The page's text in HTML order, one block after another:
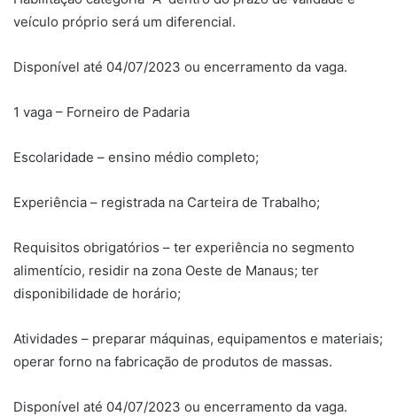
veículo próprio será um diferencial.
Disponível até 04/07/2023 ou encerramento da vaga.
1 vaga – Forneiro de Padaria
Escolaridade – ensino médio completo;
Experiência – registrada na Carteira de Trabalho;
Requisitos obrigatórios – ter experiência no segmento
alimentício, residir na zona Oeste de Manaus; ter
disponibilidade de horário;
Atividades – preparar máquinas, equipamentos e materiais;
operar forno na fabricação de produtos de massas.
Disponível até 04/07/2023 ou encerramento da vaga.